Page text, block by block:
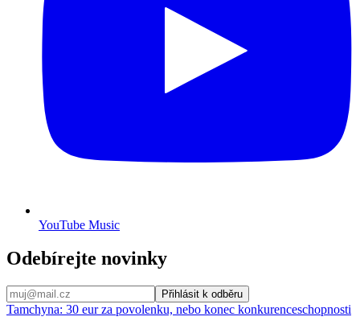
YouTube Music
Odebírejte novinky
Přihlásit k odběru
Tamchyna: 30 eur za povolenku, nebo konec konkurenceschopnosti